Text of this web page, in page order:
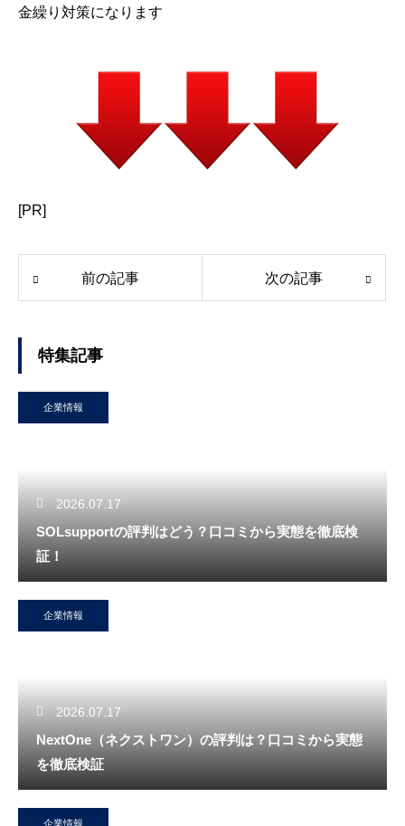
金繰り対策になります
[PR]
前の記事 次の記事
特集記事
企業情報
2026.07.17
SOLsupportの評判はどう？口コミから実態を徹底検
証！
企業情報
2026.07.17
NextOne（ネクストワン）の評判は？口コミから実態
を徹底検証
企業情報